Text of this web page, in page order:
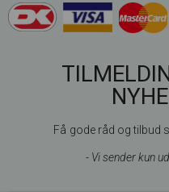
Få gode råd og tilbud
- Vi sender kun